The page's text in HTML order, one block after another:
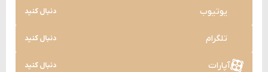
یوتیوب دنبال کنید
تلگرام دنبال کنید
آپارات دنبال کنید